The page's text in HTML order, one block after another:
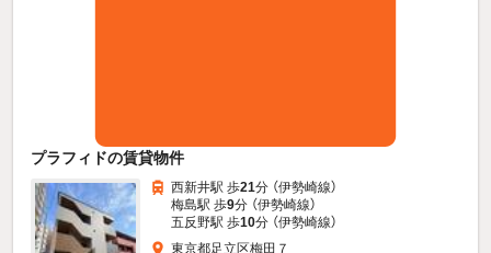
プラフィドの賃貸物件
西新井駅 歩21分 （伊勢崎線）
梅島駅 歩9分 （伊勢崎線）
五反野駅 歩10分 （伊勢崎線）
東京都足立区梅田７